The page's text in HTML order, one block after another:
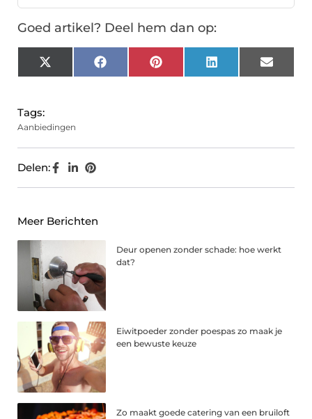
Goed artikel? Deel hem dan op:
X
(Twitter)
FacebookPinterest LinkedIn Email
Tags:
Aanbiedingen
Delen:
Meer Berichten
Deur openen zonder schade: hoe werkt
dat?
Eiwitpoeder zonder poespas zo maak je
een bewuste keuze
Zo maakt goede catering van een bruiloft